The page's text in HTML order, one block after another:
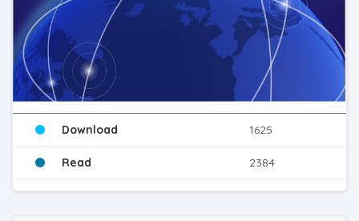
Download 1625
Read 2384